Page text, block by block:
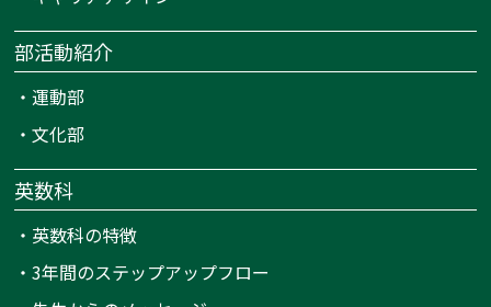
部活動紹介
・運動部
・文化部
英数科
・ 英数科の特徴
・3年間のステップアップフロー